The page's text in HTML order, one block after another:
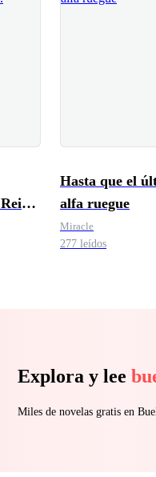
Hasta que el
alfa ruegue
Miracle
277 leídos
Explora y lee
Miles de novelas gratis en